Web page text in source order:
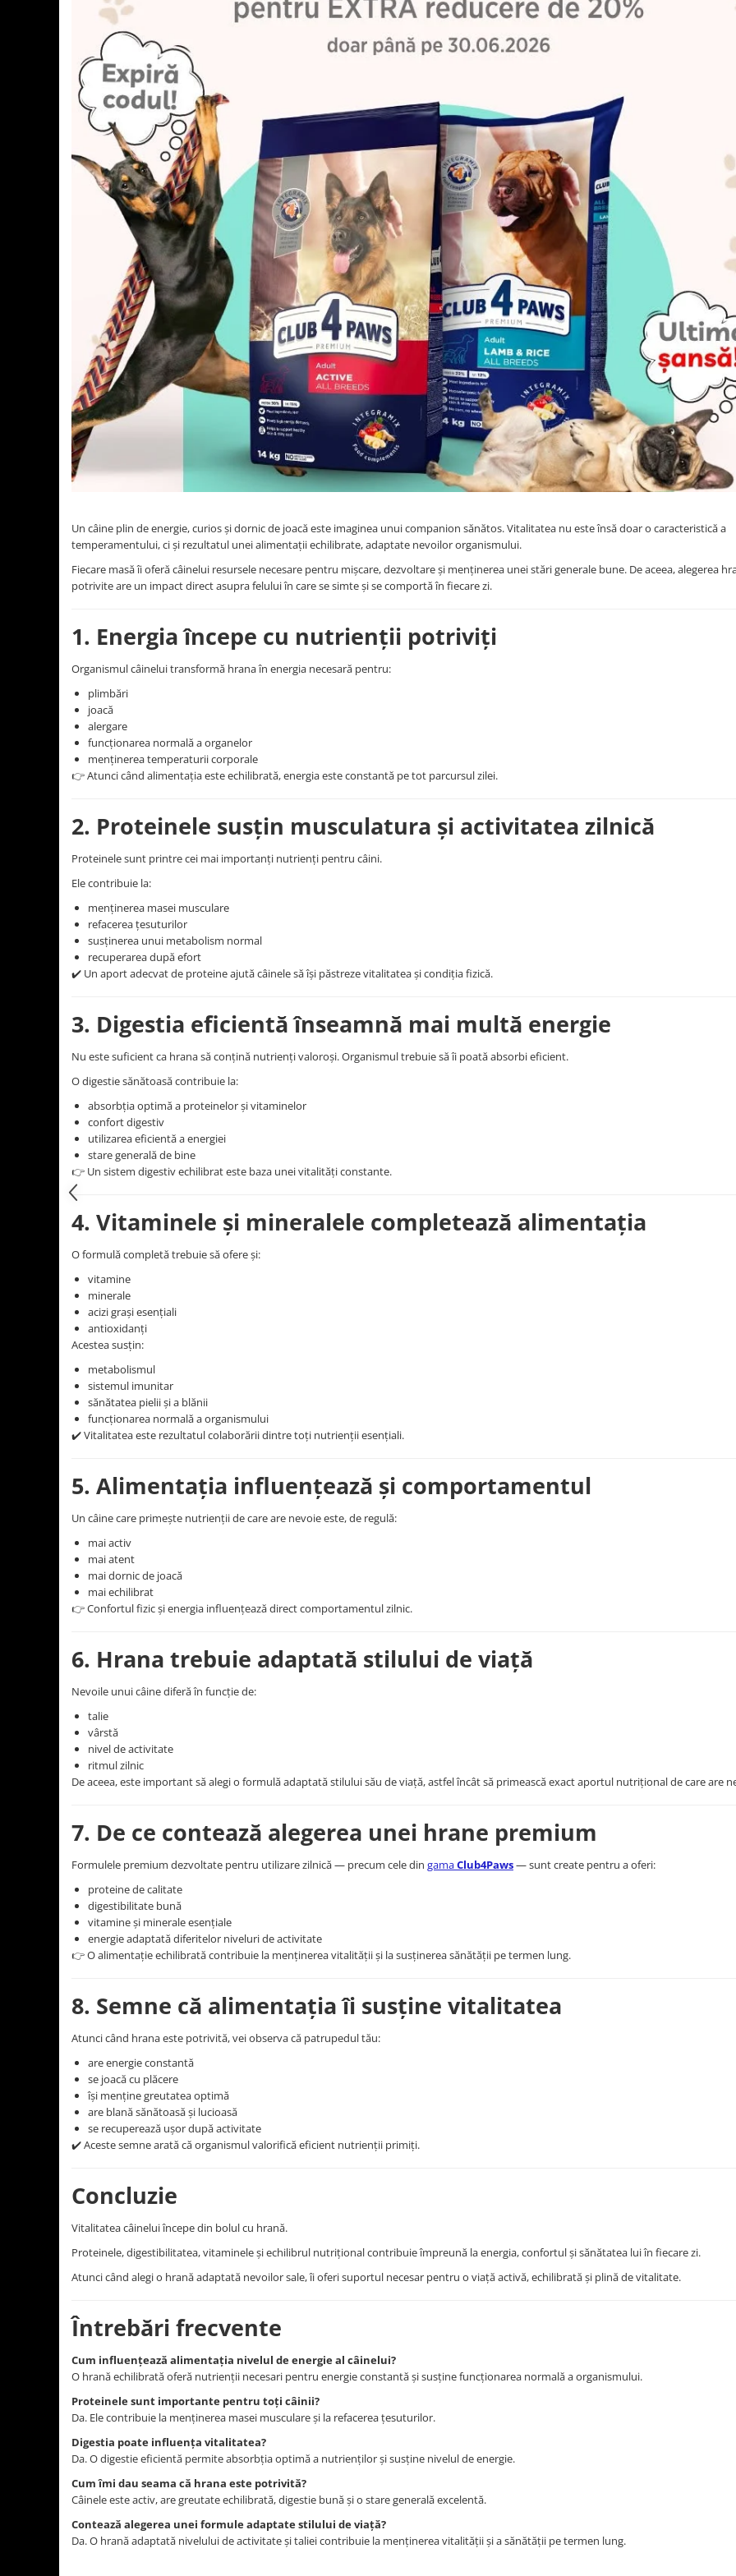
Un câine plin de energie, curios și dornic de joacă este imaginea unui companion sănătos. Vitalitatea nu este însă doar o caracteristică a
temperamentului, ci și rezultatul unei alimentații echilibrate, adaptate nevoilor organismului.
Fiecare masă îi oferă câinelui resursele necesare pentru mișcare, dezvoltare și menținerea unei stări generale bune. De aceea, alegerea
potrivite are un impact direct asupra felului în care se simte și se comportă în fiecare zi.
1. Energia începe cu nutrienții potriviți
Organismul câinelui transformă hrana în energia necesară pentru:
plimbări
joacă
alergare
funcționarea normală a organelor
menținerea temperaturii corporale
👉 Atunci când alimentația este echilibrată, energia este constantă pe tot parcursul zilei.
2. Proteinele susțin musculatura și activitatea zilnică
Proteinele sunt printre cei mai importanți nutrienți pentru câini.
Ele contribuie la:
menținerea masei musculare
refacerea țesuturilor
susținerea unui metabolism normal
recuperarea după efort
✔️ Un aport adecvat de proteine ajută câinele să își păstreze vitalitatea și condiția fizică.
3. Digestia eficientă înseamnă mai multă energie
Nu este suficient ca hrana să conțină nutrienți valoroși. Organismul trebuie să îi poată absorbi eficient.
O digestie sănătoasă contribuie la:
absorbția optimă a proteinelor și vitaminelor
confort digestiv
utilizarea eficientă a energiei
stare generală de bine
👉 Un sistem digestiv echilibrat este baza unei vitalități constante.
4. Vitaminele și mineralele completează alimentația
O formulă completă trebuie să ofere și:
vitamine
minerale
acizi grași esențiali
antioxidanți
Acestea susțin:
metabolismul
sistemul imunitar
sănătatea pielii și a blănii
funcționarea normală a organismului
✔️ Vitalitatea este rezultatul colaborării dintre toți nutrienții esențiali.
5. Alimentația influențează și comportamentul
Un câine care primește nutrienții de care are nevoie este, de regulă:
mai activ
mai atent
mai dornic de joacă
mai echilibrat
👉 Confortul fizic și energia influențează direct comportamentul zilnic.
6. Hrana trebuie adaptată stilului de viață
Nevoile unui câine diferă în funcție de:
talie
vârstă
nivel de activitate
ritmul zilnic
De aceea, este important să alegi o formulă adaptată stilului său de viață, astfel încât să primească exact aportul nutrițional de care are
7. De ce contează alegerea unei hrane premium
Formulele premium dezvoltate pentru utilizare zilnică — precum cele din gamaClub4Paws— sunt create pentru a oferi:
proteine de calitate
digestibilitate bună
vitamine și minerale esențiale
energie adaptată diferitelor niveluri de activitate
👉 O alimentație echilibrată contribuie la menținerea vitalității și la susținerea sănătății pe termen lung.
8. Semne că alimentația îi susține vitalitatea
Atunci când hrana este potrivită, vei observa că patrupedul tău:
are energie constantă
se joacă cu plăcere
își menține greutatea optimă
are blană sănătoasă și lucioasă
se recuperează ușor după activitate
✔️ Aceste semne arată că organismul valorifică eficient nutrienții primiți.
Concluzie
Vitalitatea câinelui începe din bolul cu hrană.
Proteinele, digestibilitatea, vitaminele și echilibrul nutrițional contribuie împreună la energia, confortul și sănătatea lui în fiecare zi.
Atunci când alegi o hrană adaptată nevoilor sale, îi oferi suportul necesar pentru o viață activă, echilibrată și plină de vitalitate.
Întrebări frecvente
Cum influențează alimentația nivelul de energie al câinelui?
O hrană echilibrată oferă nutrienții necesari pentru energie constantă și susține funcționarea normală a organismului.
Proteinele sunt importante pentru toți câinii?
Da. Ele contribuie la menținerea masei musculare și la refacerea țesuturilor.
Digestia poate influența vitalitatea?
Da. O digestie eficientă permite absorbția optimă a nutrienților și susține nivelul de energie.
Cum îmi dau seama că hrana este potrivită?
Câinele este activ, are greutate echilibrată, digestie bună și o stare generală excelentă.
Contează alegerea unei formule adaptate stilului de viață?
Da. O hrană adaptată nivelului de activitate și taliei contribuie la menținerea vitalității și a sănătății pe termen lung.